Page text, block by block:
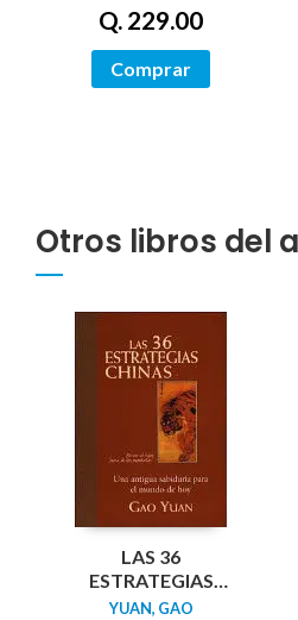
Q. 229.00
Comprar
Otros libros del
LAS 36
ESTRATEGIAS
CHINAS
YUAN, GAO